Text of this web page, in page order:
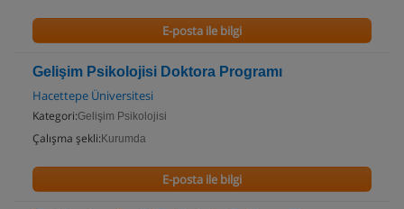
E-posta ile bilgi
Gelişim Psikolojisi Doktora Programı
Hacettepe Üniversitesi
Kategori:Gelişim Psikolojisi
Çalışma şekli: Kurumda
E-posta ile bilgi